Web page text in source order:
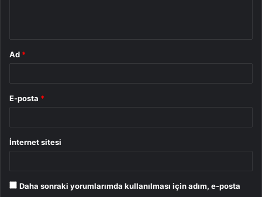
Ad *
E-posta *
İnternet sitesi
Daha sonraki yorumlarımda kullanılması için adım, e-posta